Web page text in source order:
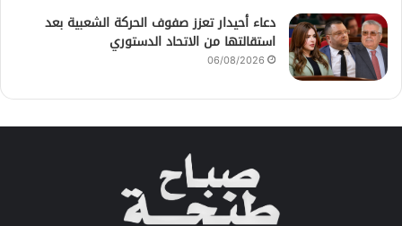
دعاء أحيدار تعزز صفوف الحركة الشعبية بعد
استقالتها من الاتحاد الدستوري
06/08/2026